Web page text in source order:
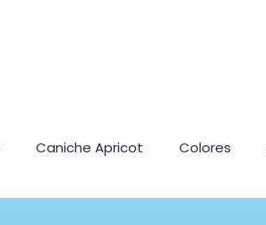
Caniche Apricot Colores